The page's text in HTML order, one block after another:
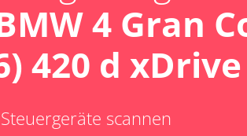
4 Gran
420 d xDrive
scannen